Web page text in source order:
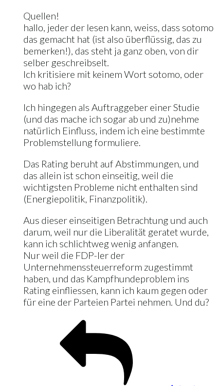
Quellen!
hallo, jeder der lesen kann, weiss, dass sotomo
das gemacht hat (ist also überflüssig, das zu
bemerken!), das steht ja ganz oben, von dir
selber geschreibselt.
Ich kritisiere mit keinem Wort sotomo, oder
wo hab ich?
Ich hingegen als Auftraggeber einer Studie
(und das mache ich sogar ab und zu)nehme
natürlich Einfluss, indem ich eine bestimmte
Problemstellung formuliere.
Das Rating beruht auf Abstimmungen, und
das allein ist schon einseitig, weil die
wichtigsten Probleme nicht enthalten sind
(Energiepolitik, Finanzpolitik).
Aus dieser einseitigen Betrachtung und auch
darum, weil nur die Liberalität geratet wurde,
kann ich schlichtweg wenig anfangen.
Nur weil die FDP-ler der
Unternehmenssteuerreform zugestimmt
haben, und das Kampfhundeproblem ins
Rating einfliessen, kann ich kaum gegen oder
für eine der Parteien Partei nehmen. Und du?